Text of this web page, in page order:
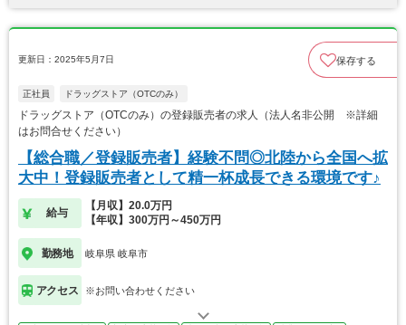
更新日：2025年5月7日 保存する
正社員 ドラッグストア（OTCのみ）
ドラッグストア（OTCのみ）の登録販売者の求人（法人名非公開 ※詳細
はお問合せください）
【総合職／登録販売者】経験不問◎北陸から全国へ拡
大中！登録販売者として精一杯成長できる環境です♪
給与
【月収】20.0万円
【年収】300万円～450万円
勤務地 岐阜県 岐阜市
アクセス ※お問い合わせください